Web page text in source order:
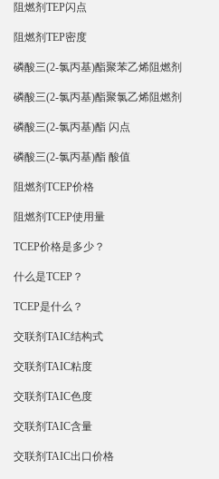
阻燃剂TEP闪点
阻燃剂TEP密度
磷酸三(2-氯丙基)酯聚苯乙烯阻燃剂
磷酸三(2-氯丙基)酯聚氯乙烯阻燃剂
磷酸三(2-氯丙基)酯 闪点
磷酸三(2-氯丙基)酯 酸值
阻燃剂TCEP价格
阻燃剂TCEP使用量
TCEP价格是多少？
什么是TCEP？
TCEP是什么？
交联剂TAIC结构式
交联剂TAIC粘度
交联剂TAIC色度
交联剂TAIC含量
交联剂TAIC出口价格